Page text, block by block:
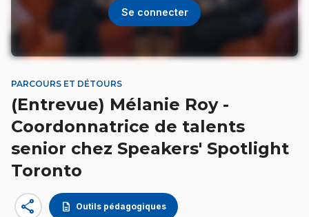
Se connecter
PARCOURS ET DÉTOURS
(Entrevue) Mélanie Roy -
Coordonnatrice de talents
senior chez Speakers' Spotlight
Toronto
description Outils pédagogiques
share